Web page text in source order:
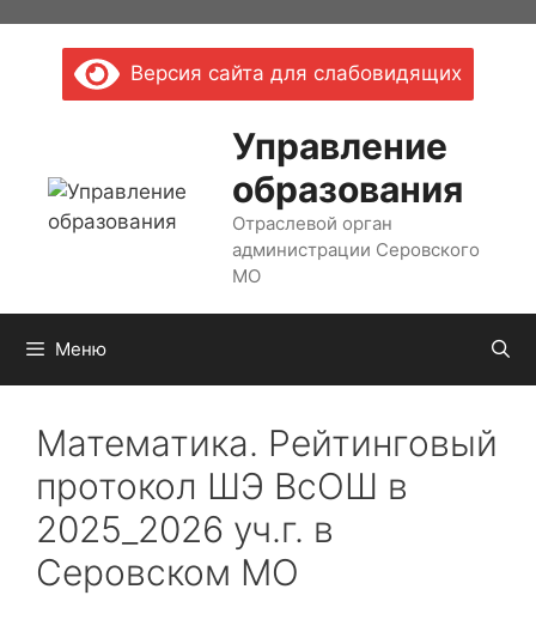
содержимомуВерсия сайта для слабовидящих
Управление
образования
Отраслевой орган
администрации Серовского
МО
Меню
Математика. Рейтинговый
протокол ШЭ ВсОШ в
2025_2026 уч.г. в
Серовском МО